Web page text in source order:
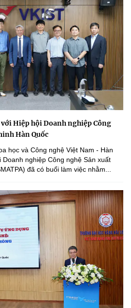
Hiệp hội Doanh nghiệp Công
Hàn Quốc
học và Công nghệ Việt Nam - Hàn
Doanh nghiệp Công nghệ Sản xuất
đã có buổi làm việc nhằm...